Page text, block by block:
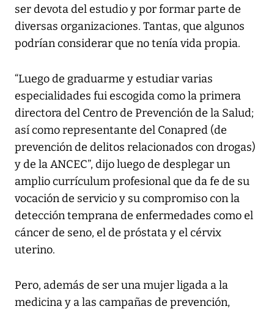
ser devota del estudio y por formar parte de
diversas organizaciones. Tantas, que algunos
podrían considerar que no tenía vida propia.
“Luego de graduarme y estudiar varias
especialidades fui escogida como la primera
directora del Centro de Prevención de la Salud;
así como representante del Conapred (de
prevención de delitos relacionados con drogas)
y de la ANCEC”, dijo luego de desplegar un
amplio currículum profesional que da fe de su
vocación de servicio y su compromiso con la
detección temprana de enfermedades como el
cáncer de seno, el de próstata y el cérvix
uterino.
Pero, además de ser una mujer ligada a la
medicina y a las campañas de prevención,